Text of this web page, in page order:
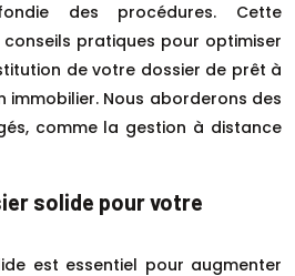
des procédures. Cette
pratiques pour optimiser
de votre dossier de prêt à
immobilier. Nous aborderons des
comme la gestion à distance
solide pour votre
est essentiel pour augmenter